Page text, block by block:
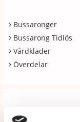
Bussaronger
Bussarong Tidlös
Vårdkläder
Överdelar